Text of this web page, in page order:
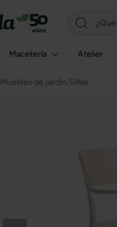
Macetería Atelier
Muebles de jardín Sillas